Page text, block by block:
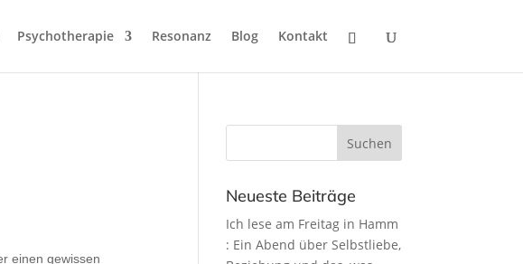
Psychotherapie Resonanz Blog Kontakt
einen gewissen
Neueste Beiträge
Ich lese am Freitag in Hamm
: Ein Abend über Selbstliebe,